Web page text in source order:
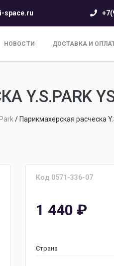
space.ru
НОВОСТИ ДОСТАВКА И
Y.S.PARK
/ Парикмахерская расческа
Код 0571-336-07
1 440 ₽
Страна